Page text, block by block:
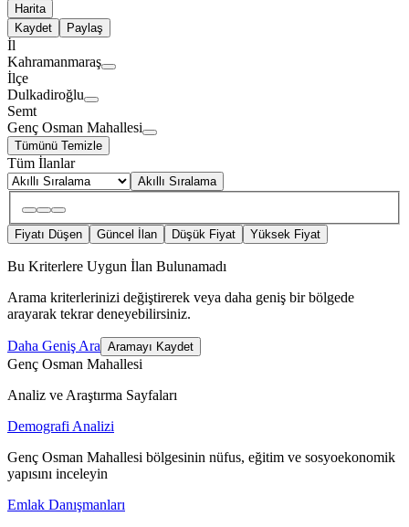
Harita
Kaydet
Paylaş
İl
Kahramanmaraş
İlçe
Dulkadiroğlu
Semt
Genç Osman Mahallesi
Tümünü Temizle
Tüm İlanlar
Akıllı Sıralama
Fiyatı Düşen Güncel İlan Düşük Fiyat Yüksek Fiyat
Bu Kriterlere Uygun İlan Bulunamadı
Arama kriterlerinizi değiştirerek veya daha geniş bir bölgede
arayarak tekrar deneyebilirsiniz.
Daha Geniş Ara Aramayı Kaydet
Genç Osman Mahallesi
Analiz ve Araştırma Sayfaları
Demografi Analizi
Genç Osman Mahallesi bölgesinin nüfus, eğitim ve sosyoekonomik
yapısını inceleyin
Emlak Danışmanları